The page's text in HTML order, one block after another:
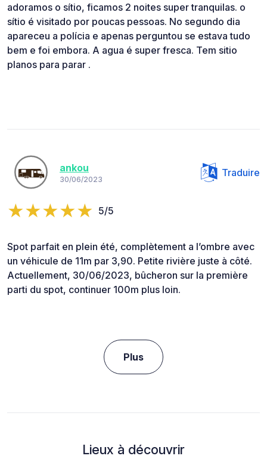
adoramos o sítio, ficamos 2 noites super tranquilas. o
sítio é visitado por poucas pessoas. No segundo dia
apareceu a polícia e apenas perguntou se estava tudo
bem e foi embora. A agua é super fresca. Tem sitio
planos para parar .
ankou
30/06/2023
Traduire
5/5
Spot parfait en plein été, complètement a l’ombre avec
un véhicule de 11m par 3,90. Petite rivière juste à côté.
Actuellement, 30/06/2023, bûcheron sur la première
parti du spot, continuer 100m plus loin.
Plus
Lieux à découvrir